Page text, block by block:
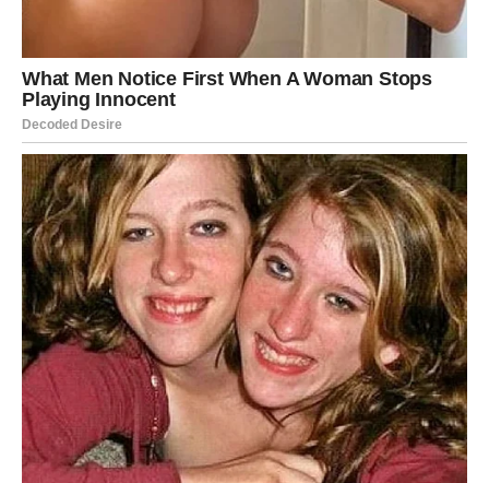
nesigurnost, stres i emotivni haos.
Mnogi Ovnovi će konačno odlučiti da biraju svoj mir i
sreću umjesto ljudi koji ih stalno vraćaju na stare rane.
Finansije i posao takođe donose
lijepe promjene
Iako će emocije biti u centru pažnje, ni finansijska
situacija neće ostati ista.
Pred vama je sedmica tokom koje biste mogli dobiti
priliku za dodatnu zaradu, poslovni prijedlog ili pomoć
koja dolazi onda kada vam je najpotrebnija.
Jedan razgovor mogao bi imati mnogo veći značaj nego